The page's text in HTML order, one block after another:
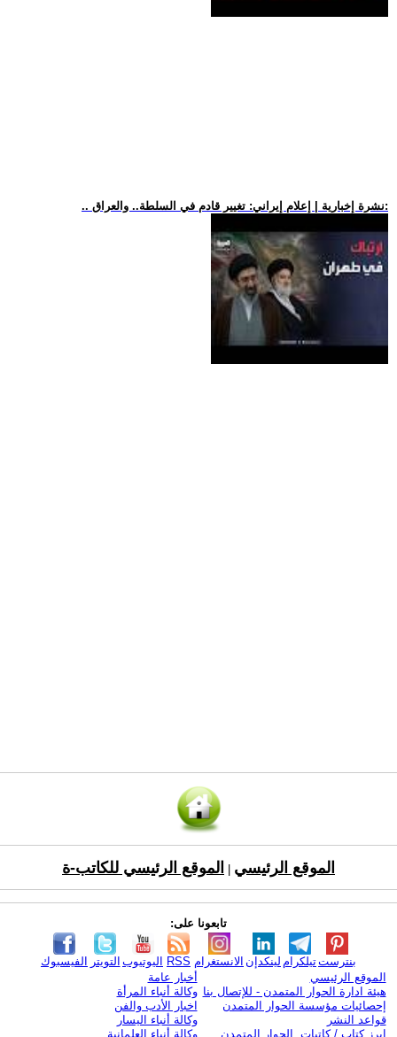
.. نشرة إخبارية | إعلام إيراني: تغيير قادم في السلطة.. والعراق:
الموقع الرئيسي الموقع الرئيسي للكاتب-ة
تابعونا على:
الفيسبوك التويتر اليوتيوب RSS الانستغرام لينكدإن تيلكرامبنترست
الموقع الرئيسي
هيئة ادارة الحوار المتمدن - للإتصال بنا
إحصائيات مؤسسة الحوار المتمدن
قواعد النشر
ابرز كتاب / كاتبات الحوار المتمدن
أخبار عامة
وكالة أنباء المرأة
اخبار الأدب والفن
وكالة أنباء اليسار
وكالة أنباء العلمانية